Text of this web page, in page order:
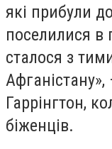
які прибули
поселилися в
сталося з
Гаррінгтон,
біженців.